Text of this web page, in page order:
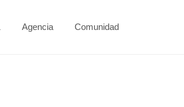
Agencia Comunidad